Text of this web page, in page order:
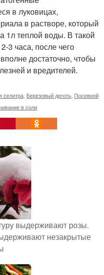
в луковицах,
в растворе, который
1л теплой воды. В такой
3 часа, после чего
достаточно, чтобы
и вредителей.
селитра Березовый деготь Посевной
в соли
выдерживают розы.
незакрытые